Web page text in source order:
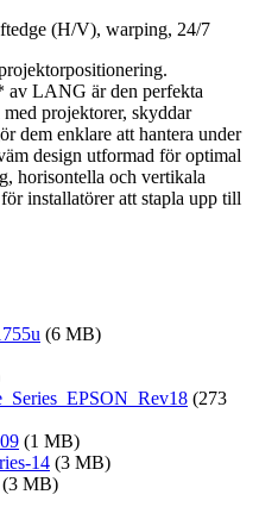
(H/V), warping, 24/7
av LANG är den perfekta
projektorer, skyddar
dem enklare att hantera under
design utformad för optimal
horisontella och vertikala
installatörer att stapla upp till
(6 MB)
(273
(1 MB)
14 (3 MB)
(3 MB)